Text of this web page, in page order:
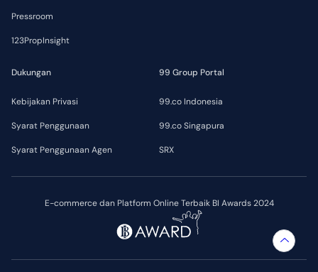
E-commerce dan Platform Online Terbaik BI Awards 2024
Pressroom
123PropInsight
Dukungan
Kebijakan Privasi
Syarat Penggunaan
Syarat Penggunaan Agen
99 Group Portal
99.co Indonesia
99.co Singapura
SRX